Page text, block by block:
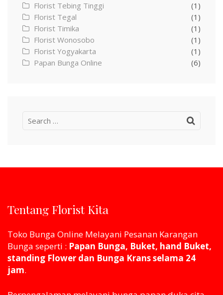
Florist Tebing Tinggi
(1)
Florist Tegal
(1)
Florist Timika
(1)
Florist Wonosobo
(1)
Florist Yogyakarta
(1)
Papan Bunga Online
(6)
Search
Tentang Florist Kita
Toko Bunga Online Melayani Pesanan Karangan
Bunga seperti : Papan Bunga, Buket, hand Buket,
standing Flower dan Bunga Krans selama 24
jam.